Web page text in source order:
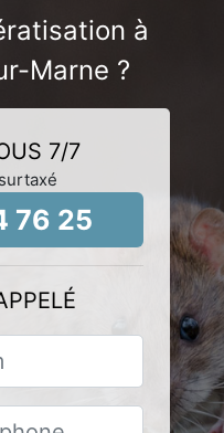
à
Marne ?
7/7
76 25